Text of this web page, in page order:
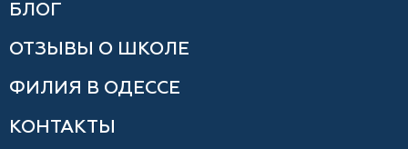
БЛОГ
ОТЗЫВЫ О ШКОЛЕ
ФИЛИЯ В ОДЕССЕ
КОНТАКТЫ